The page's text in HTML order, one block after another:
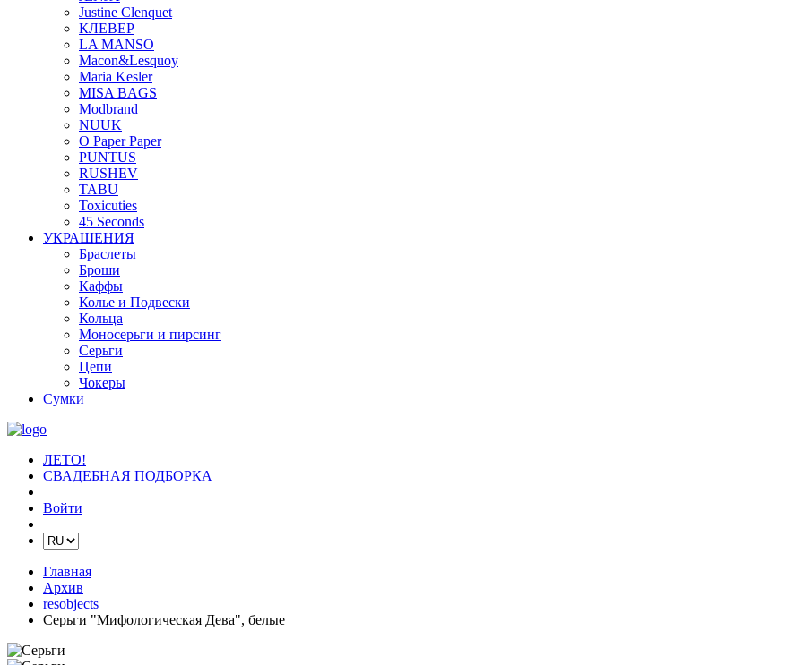
Justine Clenquet
КЛЕВЕР
LA MANSO
Macon&Lesquoy
Maria Kesler
MISA BAGS
Modbrand
NUUK
O Paper Paper
PUNTUS
RUSHEV
TABU
Toxicuties
45 Seconds
УКРАШЕНИЯ
Браслеты
Броши
Каффы
Колье и Подвески
Кольца
Моносерьги и пирсинг
Серьги
Цепи
Чокеры
Сумки
ЛЕТО!
СВАДЕБНАЯ ПОДБОРКА
Войти
Главная
Архив
resobjects
Серьги "Мифологическая Дева", белые